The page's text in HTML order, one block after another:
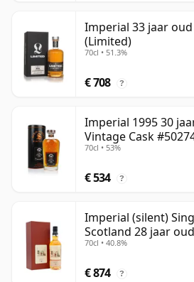
Imperial 33 jaar oud
(Limited)
70cl • 51.3%
€ 708 ?
Imperial 1995 30
Vintage Cask
70cl • 53%
€ 534 ?
Imperial (silent)
Scotland 28 jaar oud
70cl • 40.8%
€ 874 ?